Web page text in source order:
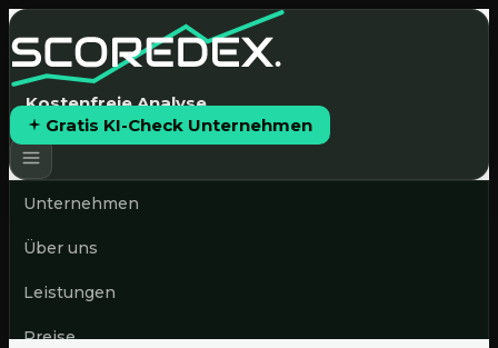
Kostenfreie Analyse
Gratis KI-Check Unternehmen
Unternehmen
Über uns
Leistungen
Preise